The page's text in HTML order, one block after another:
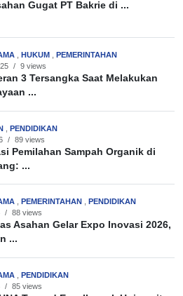
Gugat PT Bakrie di ...
HUKUM
PEMERINTAHAN
/ 9 views
3 Tersangka Saat Melakukan
...
PENDIDIKAN
/ 89 views
Pemilahan Sampah Organik di
...
PEMERINTAHAN
PENDIDIKAN
/ 88 views
Asahan Gelar Expo Inovasi 2026,
...
PENDIDIKAN
/ 85 views